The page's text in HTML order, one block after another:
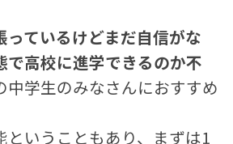
っているけどまだ自信がな
で高校に進学できるのか不
中学生のみなさんにおすすめ
ということもあり、まずは1